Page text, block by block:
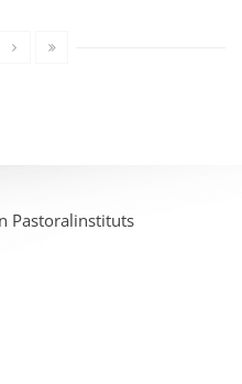
Pastoralinstituts